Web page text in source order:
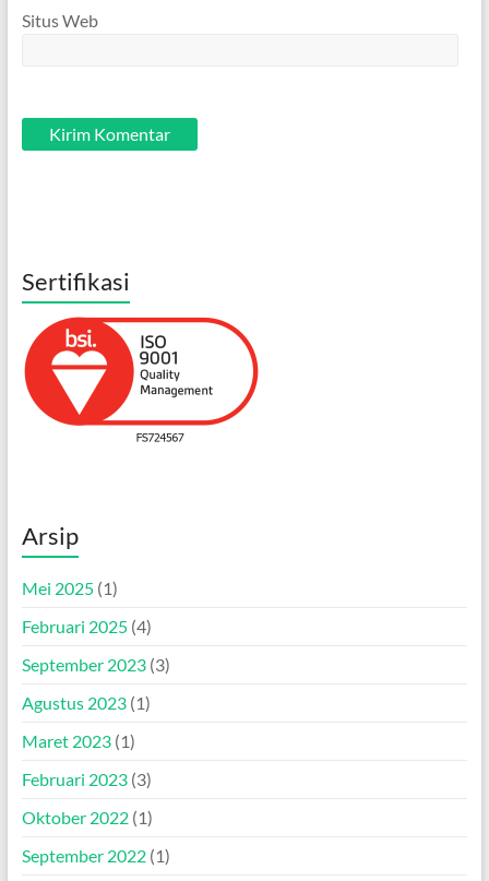
Situs Web
Sertifikasi
Arsip
Mei 2025(1)
Februari 2025(4)
September 2023(3)
Agustus 2023(1)
Maret 2023(1)
Februari 2023(3)
Oktober 2022(1)
September 2022(1)